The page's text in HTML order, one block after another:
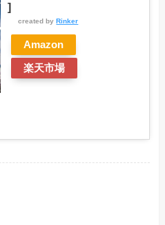
]
created byRinker
Amazon
楽天市場